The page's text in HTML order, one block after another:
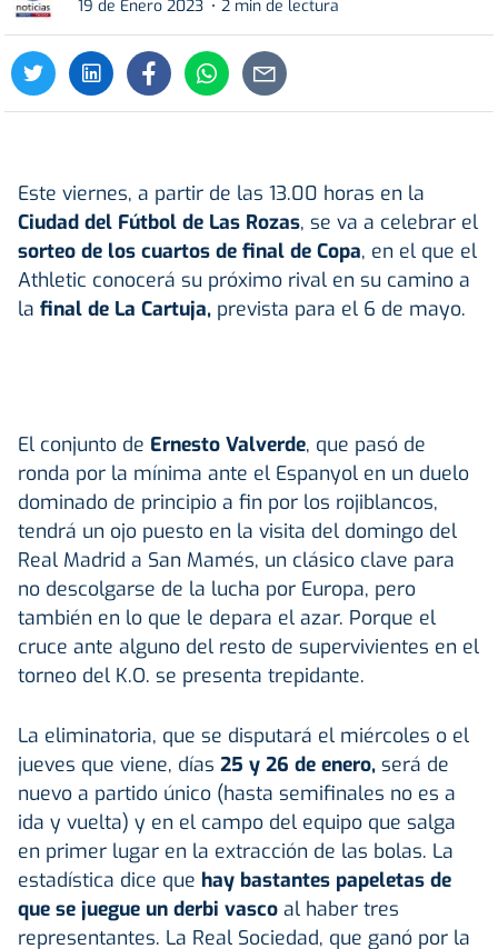
19 de Enero 2023
2 min de lectura
Este viernes, a partir de las 13.00 horas en la
Ciudad del Fútbol de Las Rozas, se va a celebrar el
sorteo de los cuartos de final de Copa, en el que el
Athletic conocerá su próximo rival en su camino a
la final de La Cartuja, prevista para el 6 de mayo.
El conjunto de Ernesto Valverde, que pasó de
ronda por la mínima ante el Espanyol en un duelo
dominado de principio a fin por los rojiblancos,
tendrá un ojo puesto en la visita del domingo del
Real Madrid a San Mamés, un clásico clave para
no descolgarse de la lucha por Europa, pero
también en lo que le depara el azar. Porque el
cruce ante alguno del resto de supervivientes en el
torneo del K.O. se presenta trepidante.
La eliminatoria, que se disputará el miércoles o el
jueves que viene, días 25 y 26 de enero, será de
nuevo a partido único (hasta semifinales no es a
ida y vuelta) y en el campo del equipo que salga
en primer lugar en la extracción de las bolas. La
estadística dice que hay bastantes papeletas de
que se juegue un derbi vasco al haber tres
representantes. La Real Sociedad, que ganó por la